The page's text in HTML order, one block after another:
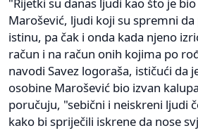
Marošević, ljudi koji su spremni
istinu, pa čak i onda kada njeno
račun i na račun onih kojima po
navodi Savez logoraša, ističući da
osobine Marošević bio izvan
poručuju, "sebični i neiskreni ljudi
kako bi spriječili iskrene da nose